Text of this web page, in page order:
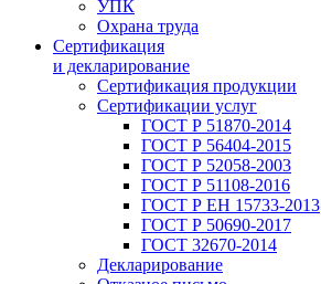
УПК
Охрана труда
Сертификация
и декларирование
Сертификация продукции
Сертификации услуг
ГОСТ Р 51870-2014
ГОСТ Р 56404-2015
ГОСТ Р 52058-2003
ГОСТ Р 51108-2016
ГОСТ Р ЕН 15733-2013
ГОСТ Р 50690-2017
ГОСТ 32670-2014
Декларирование